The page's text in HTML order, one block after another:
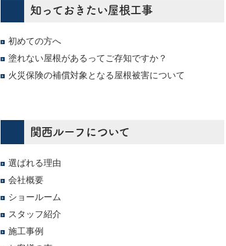
知っておきたい屋根工事
初めての方へ
塗れない屋根があるってご存知ですか？
火災保険の補償対象となる屋根被害について
関西ルーフについて
選ばれる理由
会社概要
ショールーム
スタッフ紹介
施工事例